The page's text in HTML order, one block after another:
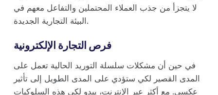
لا يتجزأ من جذب العملاء المحتملين والتفاعل معهم في
البيئة التجارية الجديدة.
فرص التجارة الإلكترونية
في حين أن مشكلات سلسلة التوريد الحالية تعمل على
المدى القصير لكي ستؤدي على المدى الطويل إلى تأثير
عكسي. مع أكثر عبر الإنترنت، يبدو لكي هذه السلوكيات